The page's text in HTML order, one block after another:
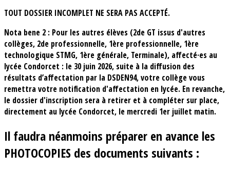
TOUT DOSSIER INCOMPLET NE SERA PAS ACCEPTÉ.
Nota bene 2 : Pour les autres élèves (2de GT issus d'autres
collèges, 2de professionnelle, 1ère professionnelle, 1ère
technologique STMG, 1ère générale, Terminale), affecté·es au
lycée Condorcet : le 30 juin 2026, suite à la diffusion des
résultats d’affectation par la DSDEN94, votre collège vous
remettra votre notification d'affectation en lycée. En revanche,
le dossier d'inscription sera à retirer et à compléter sur place,
directement au lycée Condorcet, le mercredi 1er juillet matin.
Il faudra néanmoins préparer en avance les
PHOTOCOPIES des documents suivants :